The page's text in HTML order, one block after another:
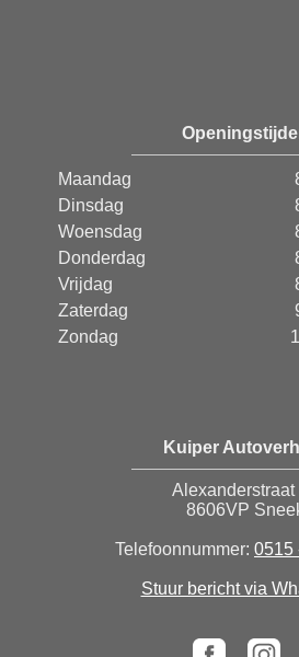
Maandag
Dinsdag
Woensdag
Donderdag
Vrijdag
Zaterdag
Zondag
Kuiper
Alexanderstraat
8606VP
Telefoonnummer: 0515
Stuur bericht via